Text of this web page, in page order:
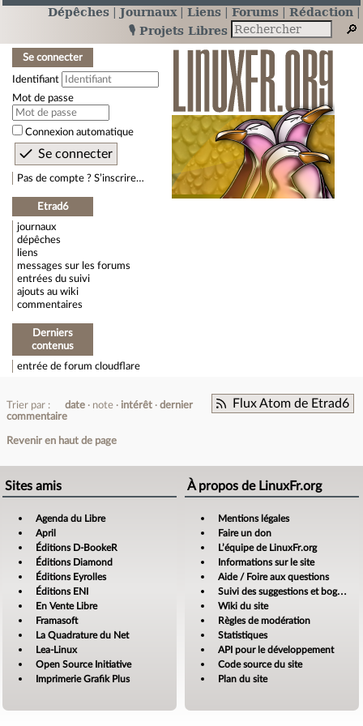
Dépêches Journaux Liens Forums
Rédaction
🎙️ Projets Libres
Se connecter
Identifiant
Mot de passe
Connexion automatique
Pas de compte ? S’inscrire…
Etrad6
journaux
dépêches
liens
messages sur les forums
entrées du suivi
ajouts au wiki
commentaires
Derniers
contenus
entrée de forum cloudflare
Flux Atom de Etrad6
Trier par : date note intérêt
dernier
commentaire
Revenir en haut de page
Sites amis
Agenda du Libre
April
Éditions D-BookeR
Éditions Diamond
Éditions Eyrolles
Éditions ENI
En Vente Libre
Framasoft
La Quadrature du Net
Lea-Linux
Open Source Initiative
Imprimerie Grafik Plus
À propos de LinuxFr.org
Mentions légales
Faire un don
L’équipe de LinuxFr.org
Informations sur le site
Aide / Foire aux questions
Suivi des suggestions et bogues
Wiki du site
Règles de modération
Statistiques
API pour le développement
Code source du site
Plan du site